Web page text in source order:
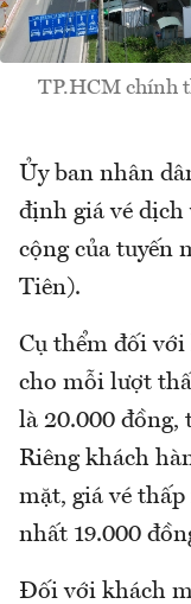
TP.HCM chính
Ủy ban nhân
định giá vé
cộng của tuyến
Tiên).
Cụ thểm đối với
cho mỗi lượt
là 20.000 đồng,
Riêng khách
mặt, giá vé
nhất 19.000
Đối với khách